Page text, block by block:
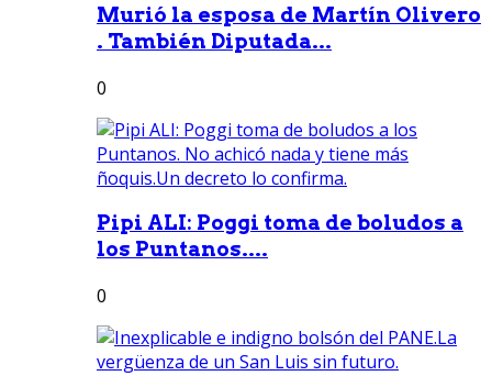
Murió la esposa de Martín Olivero
. También Diputada...
0
Pipi ALI: Poggi toma de boludos a
los Puntanos....
0